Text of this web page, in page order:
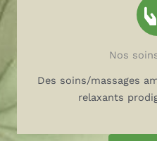
Nos
Des soins/massages
relaxants
Soins
Massage Dr.
du